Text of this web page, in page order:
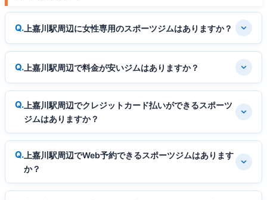
上嘉川駅周辺に女性専用のスポーツジムはありますか？
上嘉川駅周辺で料金が安いジムはありますか？
上嘉川駅周辺でクレジットカード払いができるスポーツ
ジムはありますか？
上嘉川駅周辺でWeb予約できるスポーツジムはあります
か？